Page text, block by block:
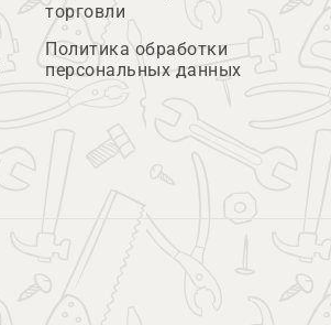
торговли
Политика обработки
персональных данных